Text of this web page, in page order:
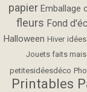
papier Emballage
fleurs Fond
Halloween Hiver idées
Jouets faits
petitesidéesdéco
Printables